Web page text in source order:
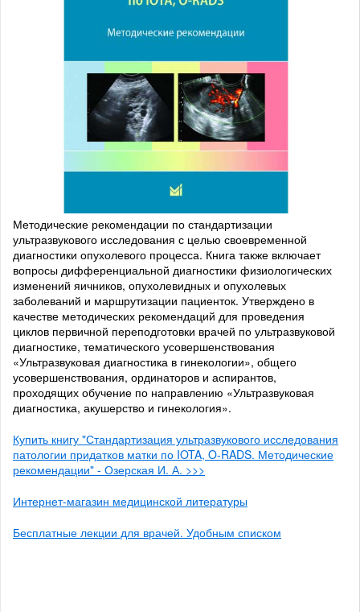
Методические рекомендации по стандартизации
ультразвукового исследования с целью своевременной
диагностики опухолевого процесса. Книга также включает
вопросы дифференциальной диагностики физиологических
изменений яичников, опухолевидных и опухолевых
заболеваний и маршрутизации пациенток. Утверждено в
качестве методических рекомендаций для проведения
циклов первичной переподготовки врачей по ультразвуковой
диагностике, тематического усовершенствования
«Ультразвуковая диагностика в гинекологии», общего
усовершенствования, ординаторов и аспирантов,
проходящих обучение по направлению «Ультразвуковая
диагностика, акушерство и гинекология».
Купить книгу "Стандартизация ультразвукового исследования
патологии придатков матки по IOTA, O-RADS. Методические
рекомендации" - Озерская И. А. >>>
Интернет-магазин медицинской литературы
Бесплатные лекции для врачей. Удобным списком